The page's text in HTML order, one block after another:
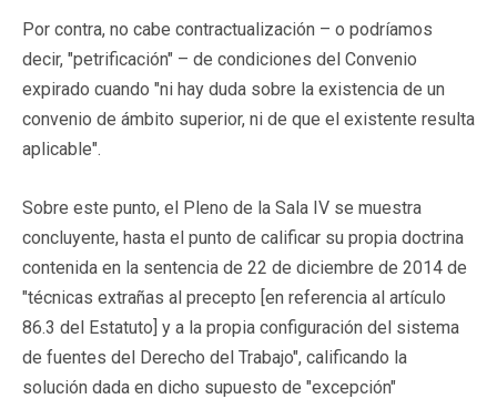
Por contra, no cabe contractualización – o podríamos
decir, "petrificación" – de condiciones del Convenio
expirado cuando "ni hay duda sobre la existencia de un
convenio de ámbito superior, ni de que el existente resulta
aplicable".
Sobre este punto, el Pleno de la Sala IV se muestra
concluyente, hasta el punto de calificar su propia doctrina
contenida en la sentencia de 22 de diciembre de 2014 de
"técnicas extrañas al precepto [en referencia al artículo
86.3 del Estatuto] y a la propia configuración del sistema
de fuentes del Derecho del Trabajo", calificando la
solución dada en dicho supuesto de "excepción"